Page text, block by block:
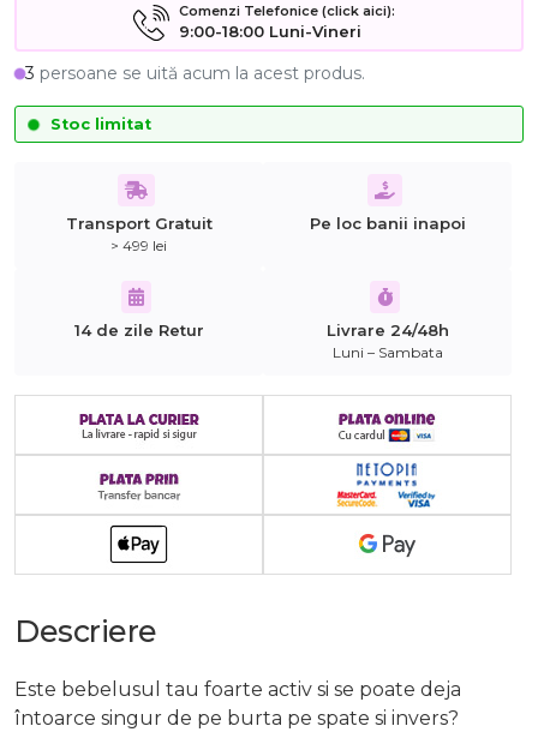
Comenzi Telefonice (click aici):
9:00-18:00 Luni-Vineri
3 persoane se uită acum la acest produs.
Stoc limitat
Transport Gratuit
> 499 lei
Pe loc banii inapoi
14 de zile Retur Livrare 24/48h
Luni – Sambata
Descriere
Este bebelusul tau foarte activ si se poate deja
întoarce singur de pe burta pe spate si invers?